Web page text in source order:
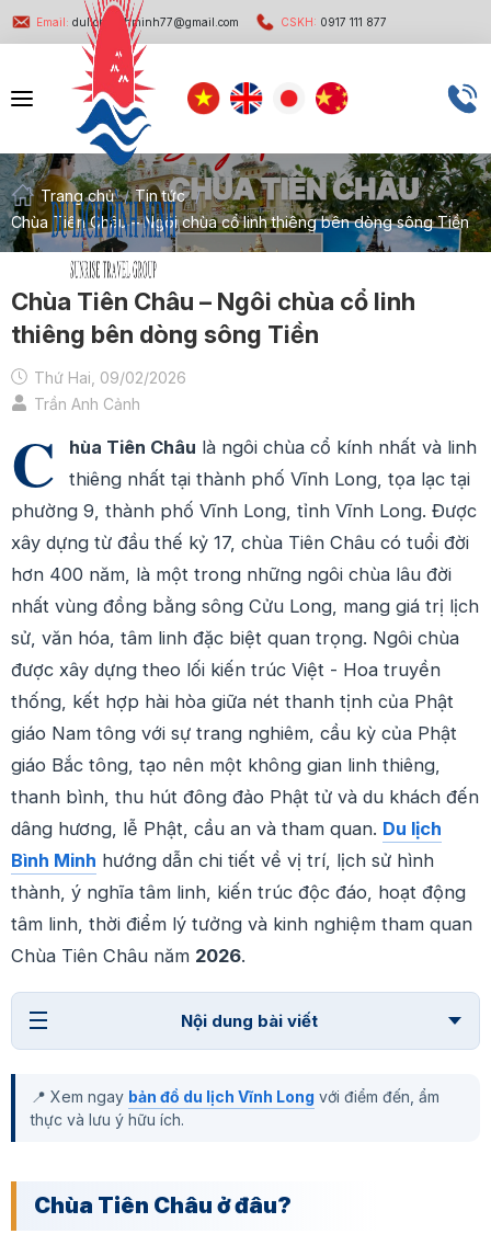
Email: dulichbinhminh77@gmail.com CSKH: 0917 111 877
Trang chủ / Tin tức /
Chùa Tiên Châu – Ngôi chùa cổ linh thiêng bên dòng sông Tiền
Chùa Tiên Châu – Ngôi chùa cổ linh
thiêng bên dòng sông Tiền
Thứ Hai, 09/02/2026
Trần Anh Cảnh
C hùa Tiên Châu là ngôi chùa cổ kính nhất và linh
thiêng nhất tại thành phố Vĩnh Long, tọa lạc tại
phường 9, thành phố Vĩnh Long, tỉnh Vĩnh Long. Được
xây dựng từ đầu thế kỷ 17, chùa Tiên Châu có tuổi đời
hơn 400 năm, là một trong những ngôi chùa lâu đời
nhất vùng đồng bằng sông Cửu Long, mang giá trị lịch
sử, văn hóa, tâm linh đặc biệt quan trọng. Ngôi chùa
được xây dựng theo lối kiến trúc Việt - Hoa truyền
thống, kết hợp hài hòa giữa nét thanh tịnh của Phật
giáo Nam tông với sự trang nghiêm, cầu kỳ của Phật
giáo Bắc tông, tạo nên một không gian linh thiêng,
thanh bình, thu hút đông đảo Phật tử và du khách đến
dâng hương, lễ Phật, cầu an và tham quan. Du lịch
Bình Minh hướng dẫn chi tiết về vị trí, lịch sử hình
thành, ý nghĩa tâm linh, kiến trúc độc đáo, hoạt động
tâm linh, thời điểm lý tưởng và kinh nghiệm tham quan
Chùa Tiên Châu năm 2026.
Nội dung bài viết
📍 Xem ngay bản đồ du lịch Vĩnh Long với điểm đến, ẩm
thực và lưu ý hữu ích.
Chùa Tiên Châu ở đâu?